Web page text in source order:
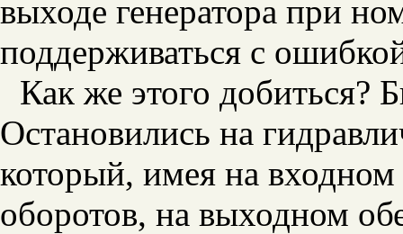
выходе генератора при
поддерживаться с
Как же этого добиться?
Остановились на
который, имея на
оборотов, на выходном